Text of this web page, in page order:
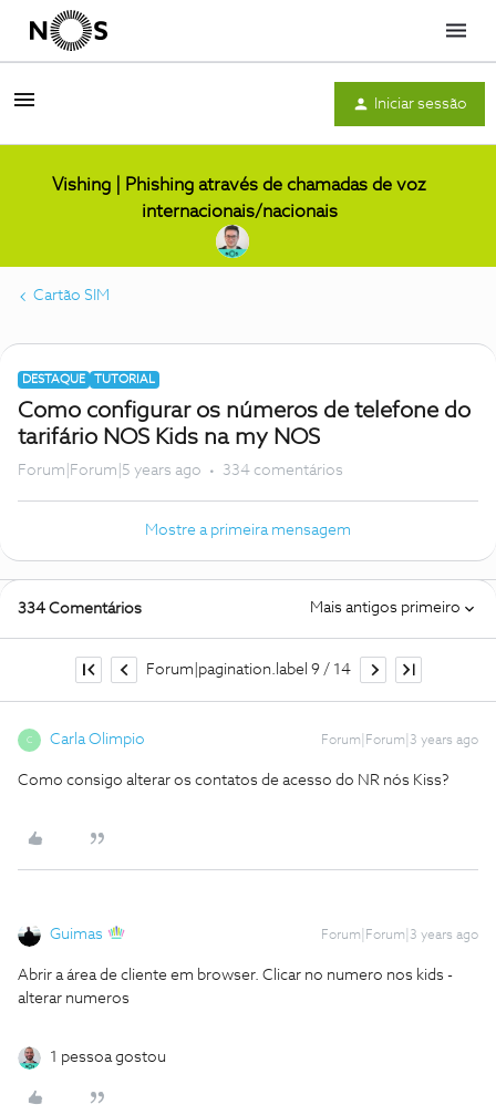
Menu
Iniciar sessão
Vishing | Phishing através de chamadas de voz
internacionais/nacionais
Cartão SIM
DESTAQUE TUTORIAL
Como configurar os números de telefone do
tarifário NOS Kids na my NOS
Forum|Forum|5 years ago 334 comentários
Mostre a primeira mensagem
334 Comentários Mais antigos primeiro
Forum|pagination.label 9 / 14
C Carla Olimpio Forum|Forum|3 years ago
Como consigo alterar os contatos de acesso do NR nós Kiss?
Guimas Forum|Forum|3 years ago
Abrir a área de cliente em browser. Clicar no numero nos kids -
alterar numeros
1 pessoa gostou